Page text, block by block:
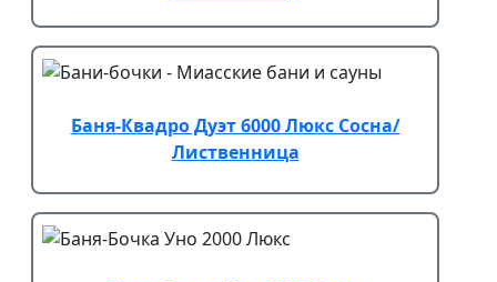
Баня-Квадро Дуэт 6000 Люкс Сосна/
Лиственница